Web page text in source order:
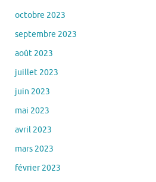
octobre 2023
septembre 2023
août 2023
juillet 2023
juin 2023
mai 2023
avril 2023
mars 2023
février 2023